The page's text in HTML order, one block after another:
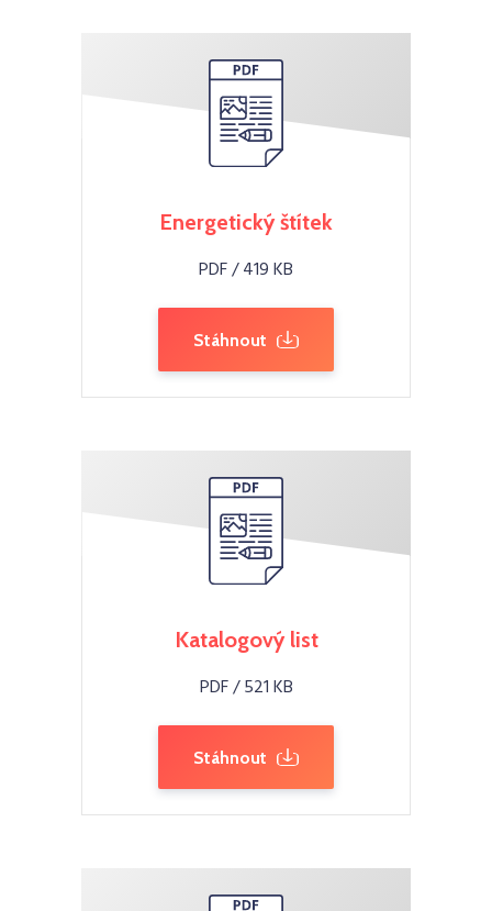
Energetický štítek
PDF / 419 KB
Stáhnout
Katalogový list
PDF / 521 KB
Stáhnout